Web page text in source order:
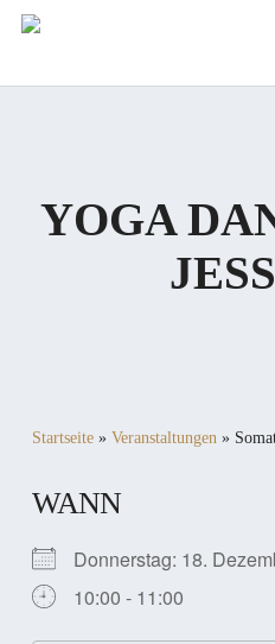
Skip
YOGA
Startseite» Veranstaltungen»
WANN
Donnerstag: 18.
10:00 - 11:00